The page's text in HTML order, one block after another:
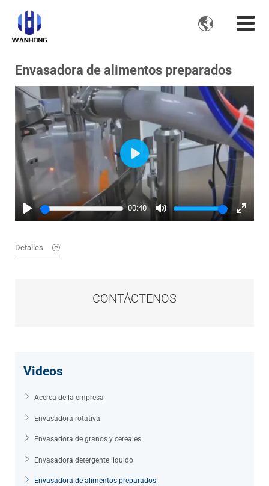

Envasadora de alimentos preparados
Play
00:40
Mute
Enter
Play
Detalles
CONTÁCTENOS
Videos
Acerca de la empresa
Envasadora rotativa
Envasadora de granos y cereales
Envasadora detergente liquido
Envasadora de alimentos preparados